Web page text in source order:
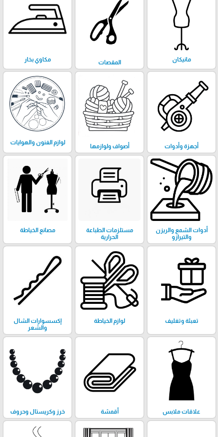
مانيكان المقصات مكاوي بخار
أجهزة وأدوات أصواف ولوازمها
لوازم الفنون والهوايات
أدوات الشمع والريزن
والتيرازو
مستلزمات الطباعة
الحرارية
مصانع الخياطة
تعبئة وتغليف لوازم الخياطة
إكسسوارات الشال
والشعر
علاقات ملابس أقمشة خرز وكريستال وحروف